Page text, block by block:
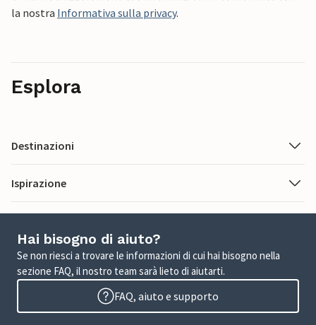
la nostra Informativa sulla privacy.
Esplora
Destinazioni
Ispirazione
Hai bisogno di aiuto?
Se non riesci a trovare le informazioni di cui hai bisogno nella
sezione FAQ, il nostro team sarà lieto di aiutarti.
FAQ, aiuto e supporto